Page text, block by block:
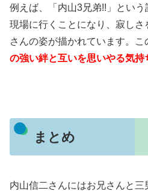
例えば、「内山3兄弟!!」とい
現場に行くことになり、寂し
さんの姿が描かれています。
こ
の強い絆と互いを思いやる気持
まとめ
内山信二さんにはお兄さんと三